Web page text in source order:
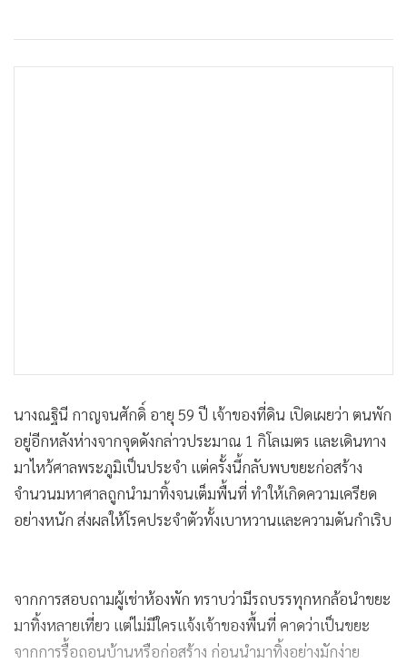
นางณฐินี กาญจนศักดิ์ อายุ 59 ปี เจ้าของที่ดิน เปิดเผยว่า ตนพัก
อยู่อีกหลังห่างจากจุดดังกล่าวประมาณ 1 กิโลเมตร และเดินทาง
มาไหว้ศาลพระภูมิเป็นประจำ แต่ครั้งนี้กลับพบขยะก่อสร้าง
จำนวนมหาศาลถูกนำมาทิ้งจนเต็มพื้นที่ ทำให้เกิดความเครียด
อย่างหนัก ส่งผลให้โรคประจำตัวทั้งเบาหวานและความดันกำเริบ
จากการสอบถามผู้เช่าห้องพัก ทราบว่ามีรถบรรทุกหกล้อนำขยะ
มาทิ้งหลายเที่ยว แต่ไม่มีใครแจ้งเจ้าของพื้นที่ คาดว่าเป็นขยะ
จากการรื้อถอนบ้านหรือก่อสร้าง ก่อนนำมาทิ้งอย่างมักง่าย